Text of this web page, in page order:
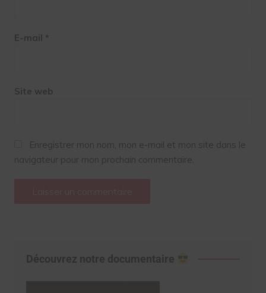
E-mail *
Site web
Enregistrer mon nom, mon e-mail et mon site dans le
navigateur pour mon prochain commentaire.
Découvrez notre documentaire